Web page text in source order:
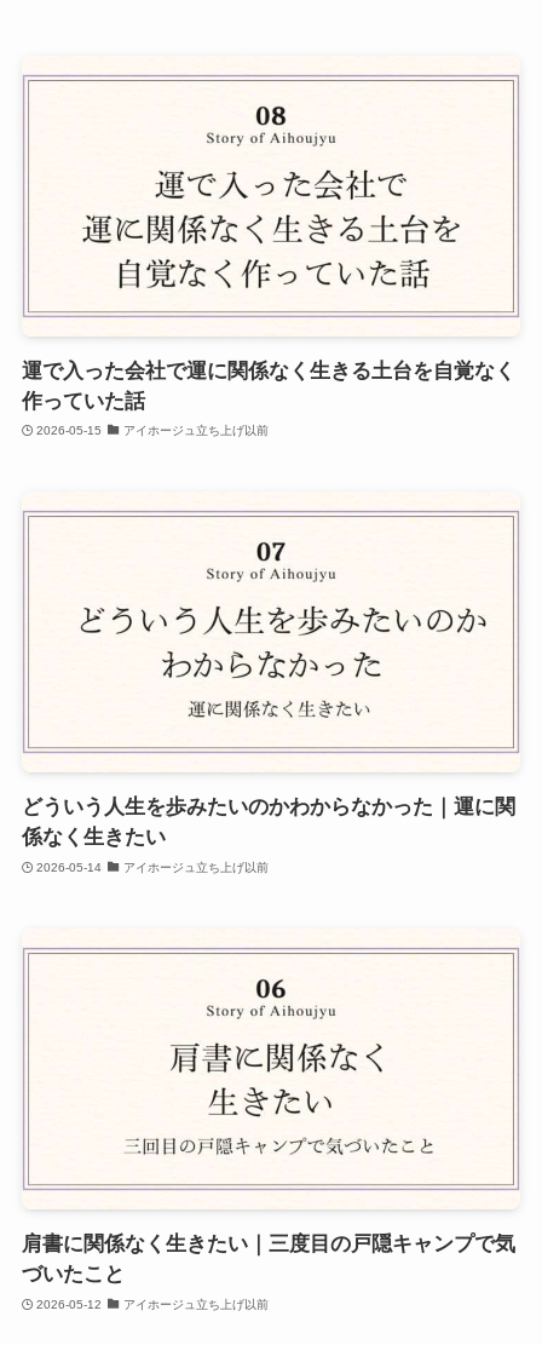
運で入った会社で運に関係なく生きる土台を自覚なく
作っていた話
2026-05-15 アイホージュ立ち上げ以前
どういう人生を歩みたいのかわからなかった｜運に関
係なく生きたい
2026-05-14 アイホージュ立ち上げ以前
肩書に関係なく生きたい｜三度目の戸隠キャンプで気
づいたこと
2026-05-12 アイホージュ立ち上げ以前